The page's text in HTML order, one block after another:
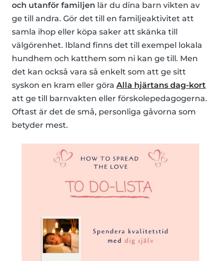
och utanför familjen lär du dina barn vikten av
ge till andra. Gör det till en familjeaktivitet att
samla ihop eller köpa saker att skänka till
välgörenhet. Ibland finns det till exempel lokala
hundhem och katthem som ni kan ge till. Men
det kan också vara så enkelt som att ge sitt
syskon en kram eller göra Alla hjärtans dag-kort
att ge till barnvakten eller förskolepedagogerna.
Oftast är det de små, personliga gåvorna som
betyder mest.